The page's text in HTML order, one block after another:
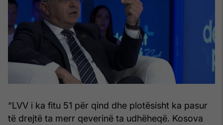
“LVV i ka fitu 51 për qind dhe plotësisht ka pasur
të drejtë ta merr qeverinë ta udhëheqë. Kosova